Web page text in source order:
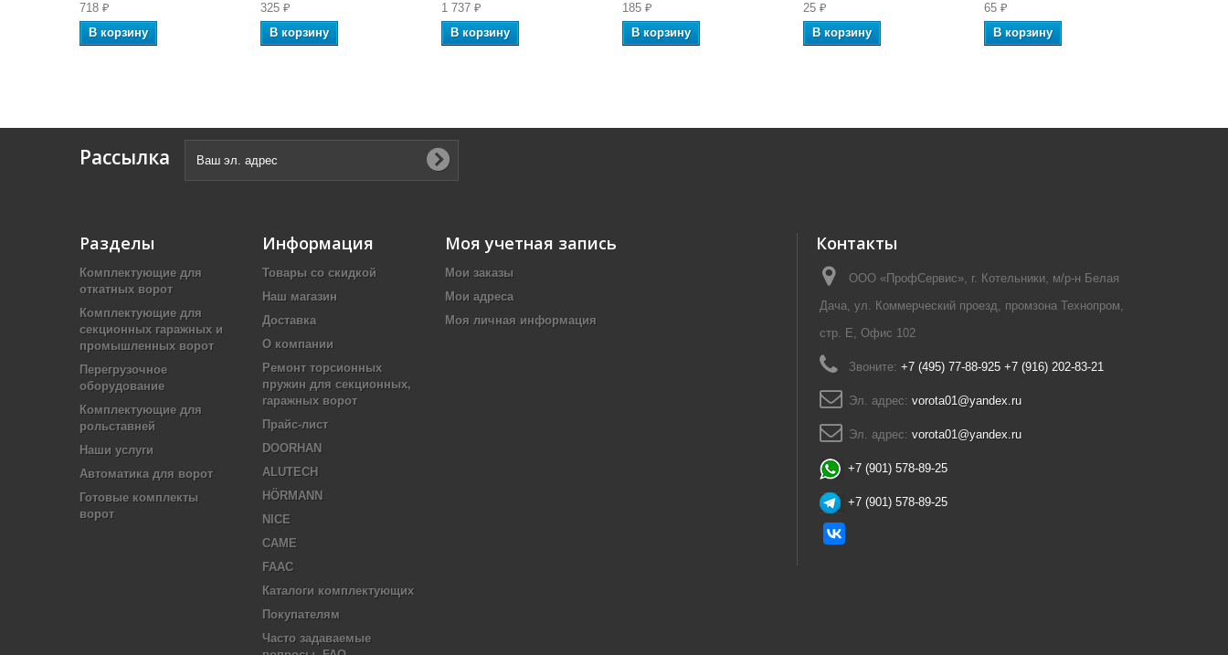
718 ₽
В корзину
325 ₽
В корзину
1 737 ₽
В корзину
185 ₽
В корзину
25 ₽
В корзину
65 ₽
В корзину
Рассылка
Разделы
Комплектующие для
откатных ворот
Комплектующие для
секционных гаражных и
промышленных ворот
Перегрузочное
оборудование
Комплектующие для
рольставней
Наши услуги
Автоматика для ворот
Готовые комплекты
ворот
Информация
Товары со скидкой
Наш магазин
Доставка
О компании
Ремонт торсионных
пружин для секционных,
гаражных ворот
Прайс-лист
DOORHAN
ALUTECH
HÖRMANN
NICE
CAME
FAAC
Каталоги комплектующих
Покупателям
Часто задаваемые
Моя учетная запись
Мои заказы
Мои адреса
Моя личная информация
Контакты
ООО «ПрофСервис», г. Котельники, м/р-н Белая
Дача, ул. Коммерческий проезд, промзона Технопром,
стр. Е, Офис 102
Звоните: +7 (495) 77-88-925 +7 (916) 202-83-21
Эл. адрес: vorota01@yandex.ru
Эл. адрес: vorota01@yandex.ru
+7 (901) 578-89-25
+7 (901) 578-89-25